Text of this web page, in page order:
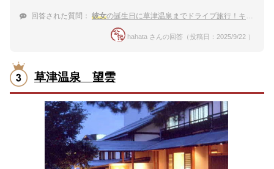
回答された質問： 彼女の誕生日に草津温泉までドライブ旅行！キレイで食事が美味しい温泉宿を教えて。
hahata さんの回答（投稿日：2025/9/22 ）
草津温泉 望雲